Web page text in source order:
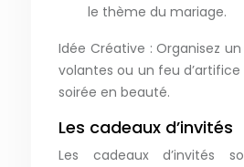
le thème du mariage.
Idée Créative : Organisez
volantes ou un feu
soirée en beauté.
Les cadeaux d’invités
Les cadeaux d’invités